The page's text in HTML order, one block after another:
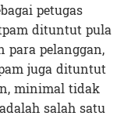
petugas
dituntut pula
pelanggan,
juga dituntut
minimal tidak
salah satu